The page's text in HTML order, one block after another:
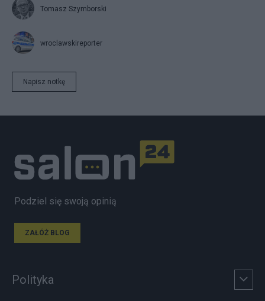
Tomasz Szymborski
wroclawskireporter
Napisz notkę
Podziel się swoją opinią
ZAŁÓŻ BLOG
Polityka